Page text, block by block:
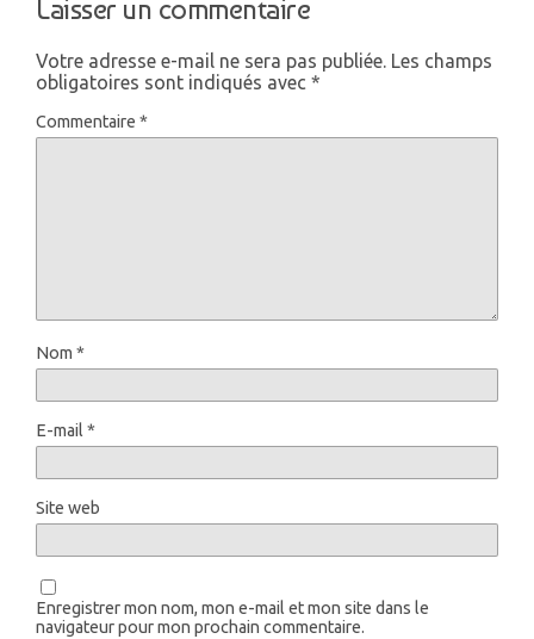
Laisser un commentaire
Votre adresse e-mail ne sera pas publiée. Les champs
obligatoires sont indiqués avec *
Commentaire *
Nom *
E-mail *
Site web
Enregistrer mon nom, mon e-mail et mon site dans le
navigateur pour mon prochain commentaire.